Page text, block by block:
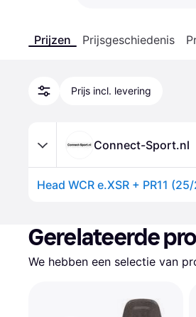
Prijzen Prijsgeschiedenis
Prijs incl. levering
Connect-Sport.nl
Head WCR e.XSR + PR11
Gerelateerde
We hebben een selectie van